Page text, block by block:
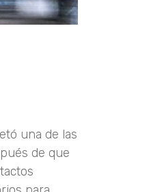
una de las
de que